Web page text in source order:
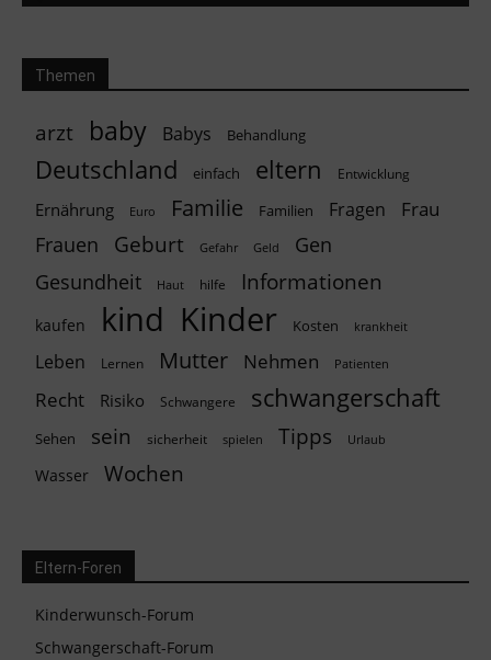
Themen
arzt baby Babys Behandlung
Deutschland einfach eltern Entwicklung
Ernährung Euro Familie Familien Fragen Frau
Frauen Geburt Gefahr Geld
Gen
Gesundheit
Haut hilfe Informationen
kaufen kind Kinder Kosten krankheit
Leben Lernen Mutter Nehmen Patienten
Recht Risiko Schwangere schwangerschaft
Sehen sein sicherheit spielen Tipps Urlaub
Wasser Wochen
Eltern-Foren
Kinderwunsch-Forum
Schwangerschaft-Forum